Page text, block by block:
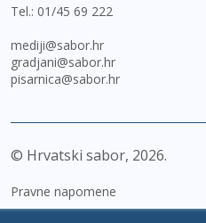
Tel.: 01/45 69 222
mediji@sabor.hr
gradjani@sabor.hr
pisarnica@sabor.hr
© Hrvatski sabor, 2026
Pravne napomene